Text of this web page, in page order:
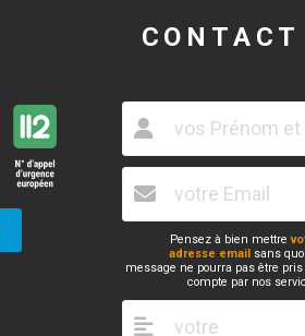
CONTACT
Pensez à bien mettre
adresse email sans
message ne pourra pas être
compte par nos